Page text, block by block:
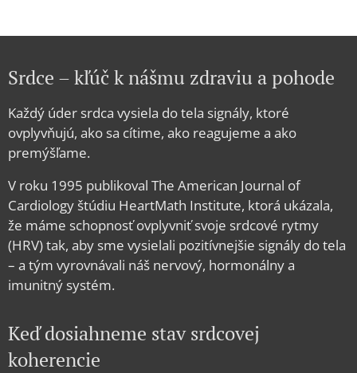
Srdce – kľúč k nášmu zdraviu a pohode
Každý úder srdca vysiela do tela signály, ktoré
ovplyvňujú, ako sa cítime, ako reagujeme a ako
premýšľame.
V roku 1995 publikoval The American Journal of
Cardiology štúdiu HeartMath Institute, ktorá ukázala,
že máme schopnosť ovplyvniť svoje srdcové rytmy
(HRV) tak, aby sme vysielali pozitívnejšie signály do tela
– a tým vyrovnávali náš nervový, hormonálny a
imunitný systém.
Keď dosiahneme stav srdcovej
koherencie